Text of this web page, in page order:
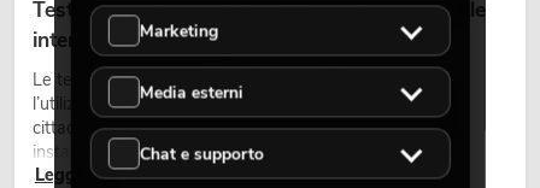
Teste mobili outdoor: teste mobili resistenti alle
intemperie per eventi
Le teste mobili outdoor sono proiettori motorizzati per
l’utilizzo all’aperto. Vengono impiegate in festival, feste
cittadine, concerti open-air, allestimenti architetturali e
installazioni temporanee all’esterno.
Leggi ora
Marketing
Media esterni
Chat e supporto